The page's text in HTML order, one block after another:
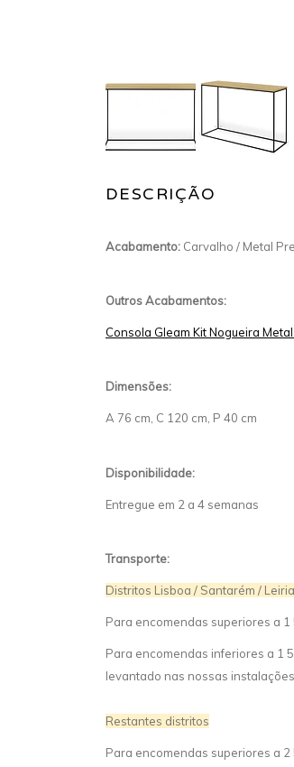
DESCRIÇÃO
Acabamento: Carvalho / Metal
Outros Acabamentos:
Consola Gleam Kit Nogueira
Dimensões:
A 76 cm, C 120 cm, P 40 cm
Disponibilidade:
Entregue em 2 a 4 semanas
Transporte:
Distritos Lisboa / Santarém / Leiria
Para encomendas superiores a
Para encomendas inferiores a 1
levantado nas nossas instalações
Restantes distritos
Para encomendas superiores a